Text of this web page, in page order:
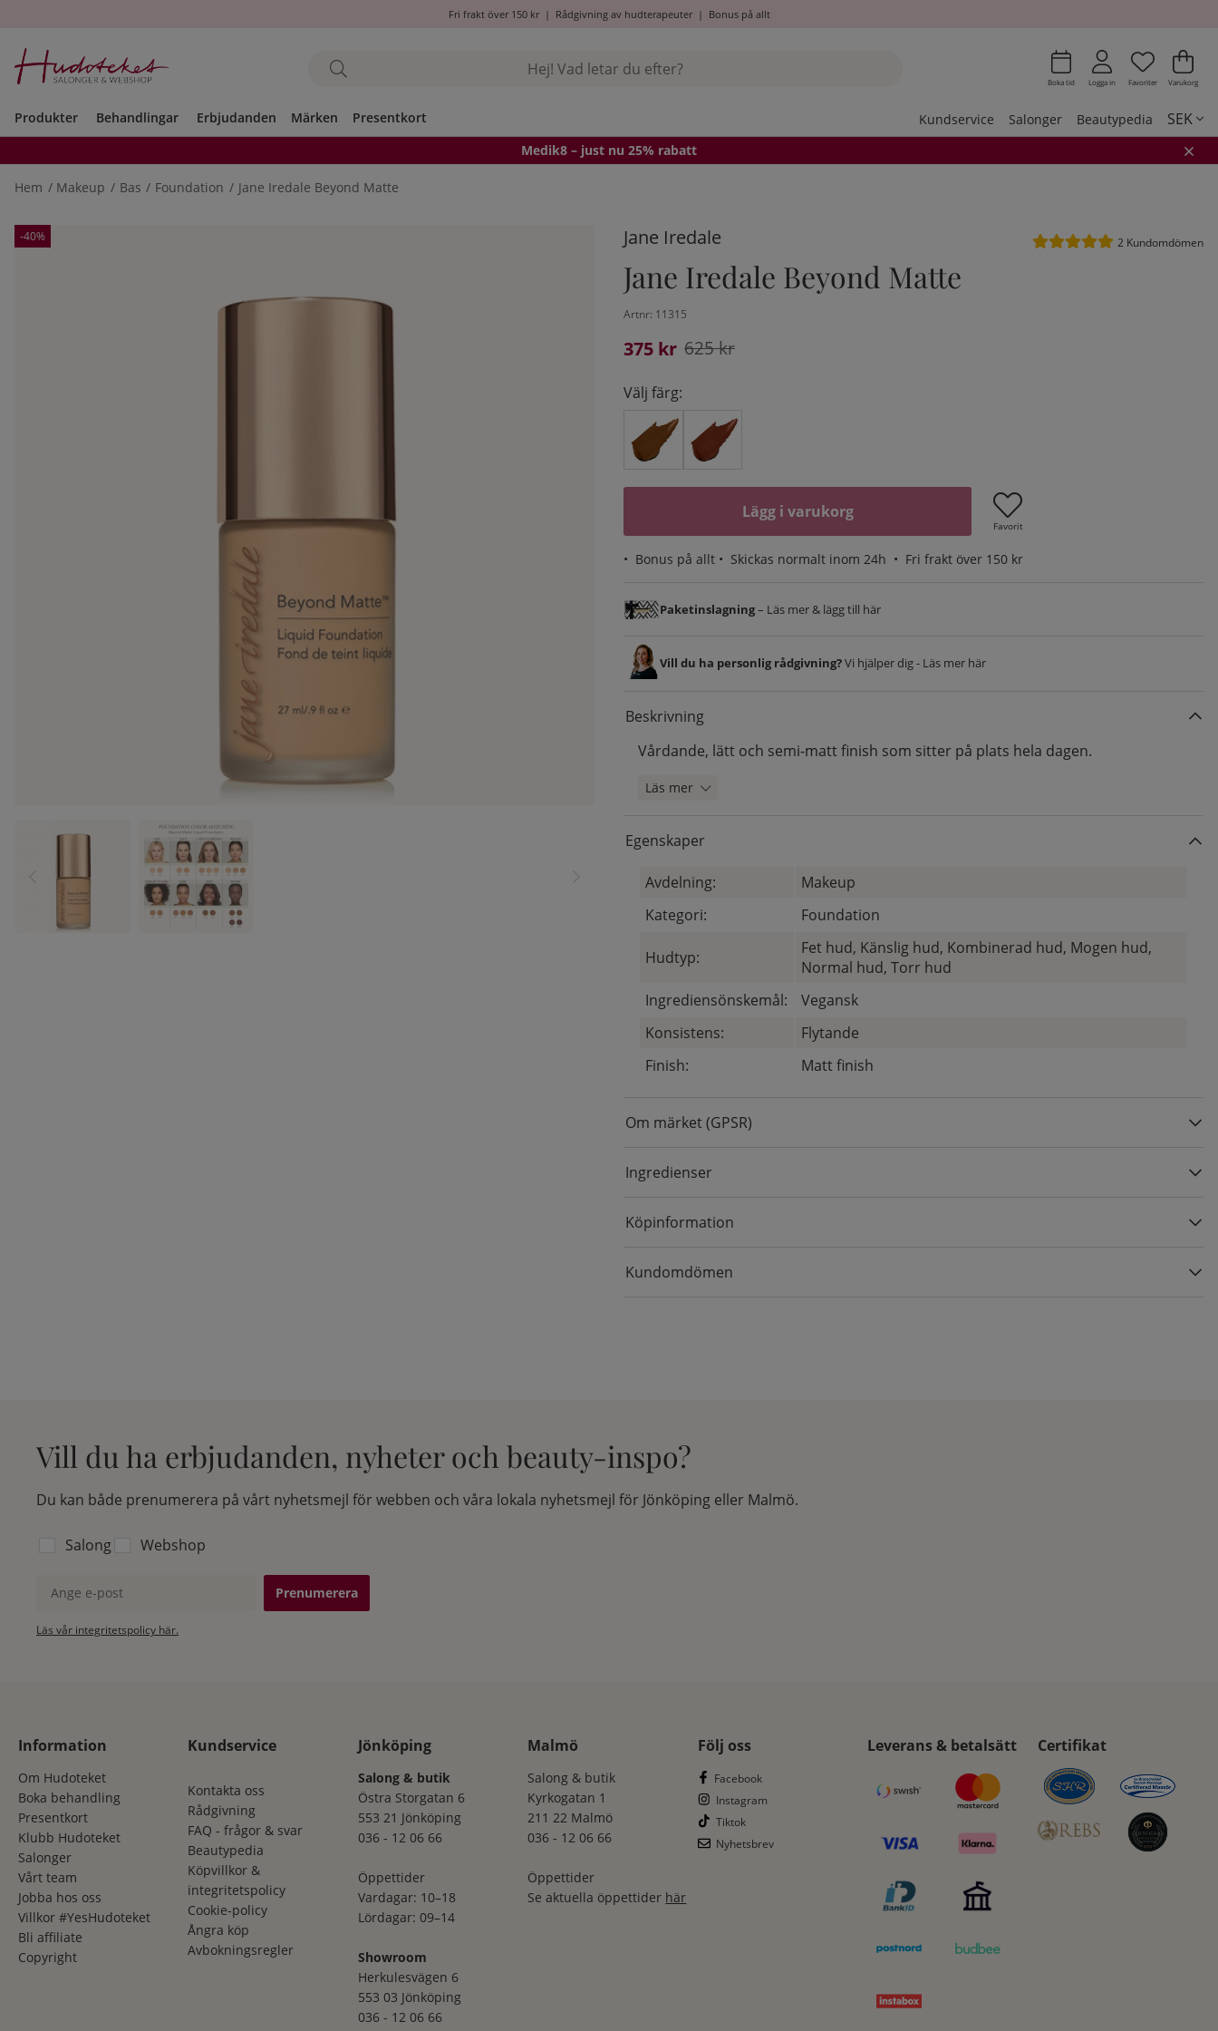
Fri frakt över 150 kr| Rådgivning av hudterapeuter| Bonus på allt
Boka tid Logga in Antal i
.
Favoriter .
Varukorg
Produkter Behandlingar Erbjudanden Märken Presentkort Kundservice Salonger Beautypedia SEK
Medik8 – just nu 25% rabatt
Hem Makeup Bas Foundation Jane Iredale Beyond Matte
-40%
Produktbilder Jane Iredale Medelbetyg 5 av 5 Antal
2 Kundomdömen
Jane Iredale Beyond Matte
Artnr: 11315
625kr
375 kr
Välj färg:
Lägg i varukorg
Favorit
• Bonus på allt • Skickas normalt inom 24h • Fri frakt över 150 kr
Paketinslagning– Läs mer & lägg till här
Vill du ha personlig rådgivning?Vi hjälper dig - Läs mer här
Beskrivning
Vårdande, lätt och semi-matt finish som sitter på plats hela dagen.
Läs mer
Egenskaper
Avdelning:
Makeup
Kategori:
Foundation
Hudtyp:
Fet hud, Känslig hud, Kombinerad hud, Mogen hud,
Normal hud, Torr hud
Ingrediensönskemål:
Vegansk
Konsistens:
Flytande
Finish:
Matt finish
Om märket (GPSR)
Ingredienser
Köpinformation
Kundomdömen
Vill du ha erbjudanden, nyheter och beauty-inspo?
Du kan både prenumerera på vårt nyhetsmejl för webben och våra lokala nyhetsmejl för Jönköping eller Malmö.
Välj vilken lista du vill prenumerera på:
Salong
Webshop
Ange e-post
Läs vår integritetspolicy här.
Information
Om Hudoteket
Boka behandling
Presentkort
Klubb Hudoteket
Salonger
Vårt team
Jobba hos oss
Villkor #YesHudoteket
Bli affiliate
Copyright
Kundservice
Kontakta oss
Rådgivning
FAQ - frågor & svar
Beautypedia
Köpvillkor &
integritetspolicy
Cookie-policy
Ångra köp
Avbokningsregler
Jönköping
Salong & butik
Östra Storgatan 6
553 21 Jönköping
036 - 12 06 66
Öppettider
Vardagar: 10–18
Lördagar: 09–14
Showroom
Herkulesvägen 6
553 03 Jönköping
036 - 12 06 66
Malmö
Salong & butik
Kyrkogatan 1
211 22 Malmö
036 - 12 06 66
Öppettider
Se aktuella öppettider här
Följ oss
Facebook
Instagram
Tiktok
Nyhetsbrev
Leverans & betalsätt Certifikat